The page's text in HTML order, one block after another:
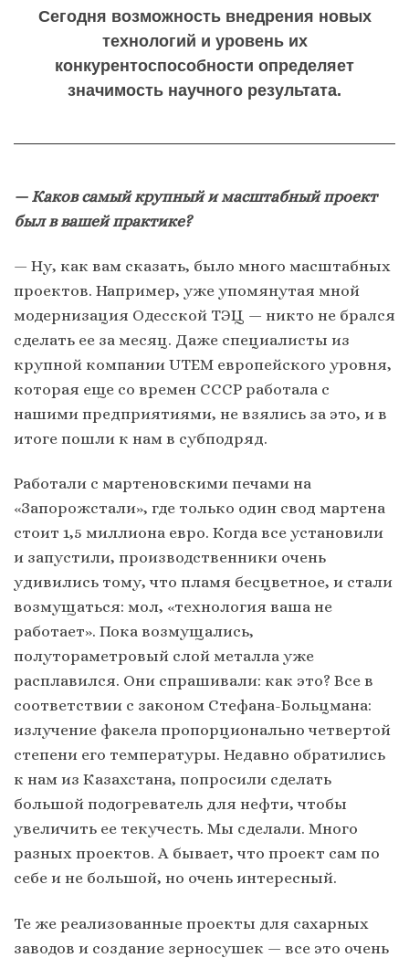
Сегодня возможность внедрения новых
технологий и уровень их
конкурентоспособности определяет
значимость научного результата.
— Каков самый крупный и масштабный проект
был в вашей практике?
— Ну, как вам сказать, было много масштабных
проектов. Например, уже упомянутая мной
модернизация Одесской ТЭЦ — никто не брался
сделать ее за месяц. Даже специалисты из
крупной компании UTEM европейского уровня,
которая еще со времен СССР работала с
нашими предприятиями, не взялись за это, и в
итоге пошли к нам в субподряд.
Работали с мартеновскими печами на
«Запорожстали», где только один свод мартена
стоит 1,5 миллиона евро. Когда все установили
и запустили, производственники очень
удивились тому, что пламя бесцветное, и стали
возмущаться: мол, «технология ваша не
работает». Пока возмущались,
полутораметровый слой металла уже
расплавился. Они спрашивали: как это? Все в
соответствии с законом Стефана-Больцмана:
излучение факела пропорционально четвертой
степени его температуры. Недавно обратились
к нам из Казахстана, попросили сделать
большой подогреватель для нефти, чтобы
увеличить ее текучесть. Мы сделали. Много
разных проектов. А бывает, что проект сам по
себе и не большой, но очень интересный.
Те же реализованные проекты для сахарных
заводов и создание зерносушек — все это очень